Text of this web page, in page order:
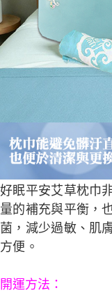
好眠平安艾草枕巾
量的補充與平衡，
菌，減少過敏、肌
方便。
開運方法 ：